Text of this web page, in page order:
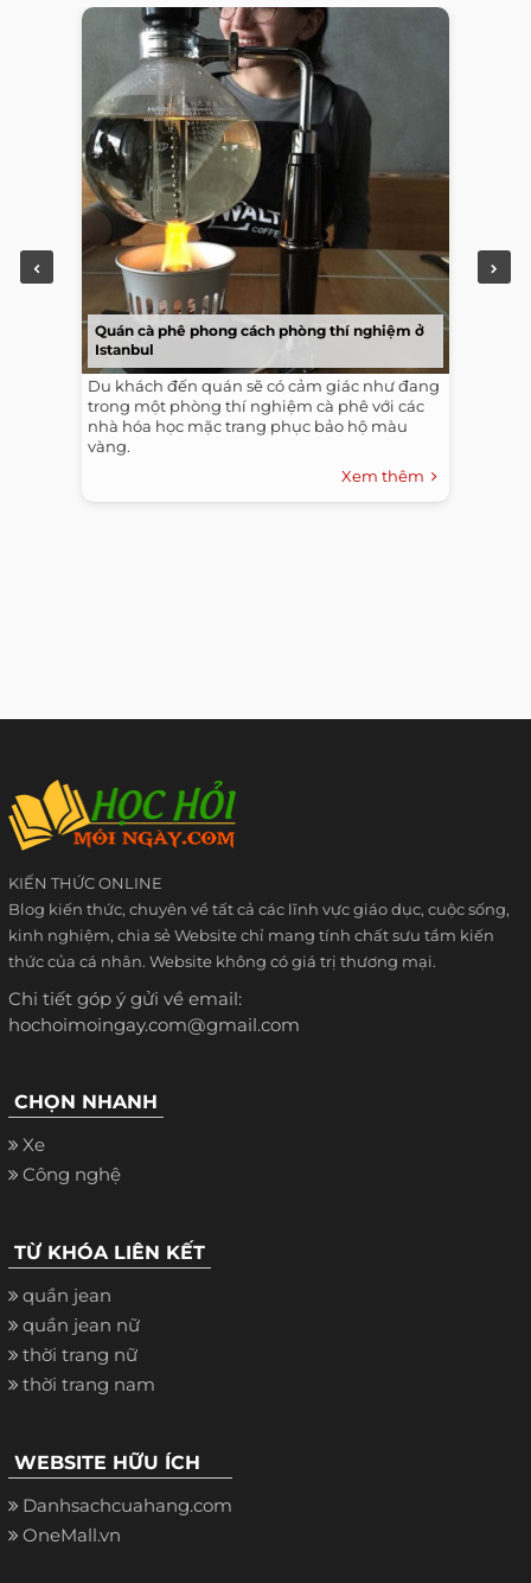
Quán cà phê phong cách phòng thí nghiệm ở
Istanbul
Du khách đến quán sẽ có cảm giác như đang
trong một phòng thí nghiệm cà phê với các
nhà hóa học mặc trang phục bảo hộ màu
vàng.
Xem thêm
KIẾN THỨC ONLINE
Blog kiến thức, chuyên về tất cả các lĩnh vực giáo dục, cuộc sống,
kinh nghiệm, chia sẻ Website chỉ mang tính chất sưu tầm kiến
thức của cá nhân. Website không có giá trị thương mại.
Chi tiết góp ý gửi về email:
hochoimoingay.com@gmail.com
CHỌN NHANH
Xe
Công nghệ
TỪ KHÓA LIÊN KẾT
quần jean
quần jean nữ
thời trang nữ
thời trang nam
WEBSITE HỮU ÍCH
Danhsachcuahang.com
OneMall.vn